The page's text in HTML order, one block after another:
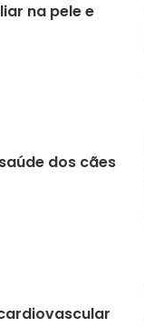
na pele e
dos cães